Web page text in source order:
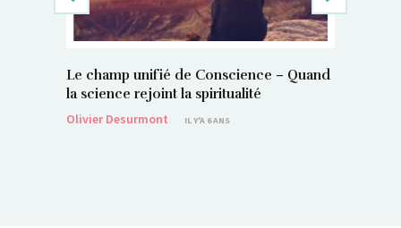
Le champ unifié de Conscience – Quand
la science rejoint la spiritualité
Olivier Desurmont
IL Y'A 6 ANS